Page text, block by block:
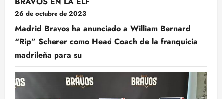
26 de octubre de 2023
Madrid Bravos ha anunciado a William Bernard
“Rip” Scherer como Head Coach de la franquicia
madrileña para su